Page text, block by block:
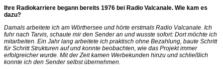
Ihre Radiokarriere begann bereits 1976 bei Radio Valcanale. Wie kam es
dazu?
Damals arbeitete ich am Wörthersee und hörte erstmals Radio Valcanale. Ich
fuhr nach Tarvis, schaute mir den Sender an und wusste sofort: Dort möchte ich
mitarbeiten. Ein Jahr lang arbeitete ich praktisch ohne Bezahlung, baute Schritt
für Schritt Strukturen auf und konnte beobachten, wie das Projekt immer
erfolgreicher wurde. Mit der Zeit kamen Werbekunden hinzu und schließlich
konnte ich den Sender selbst übernehmen.